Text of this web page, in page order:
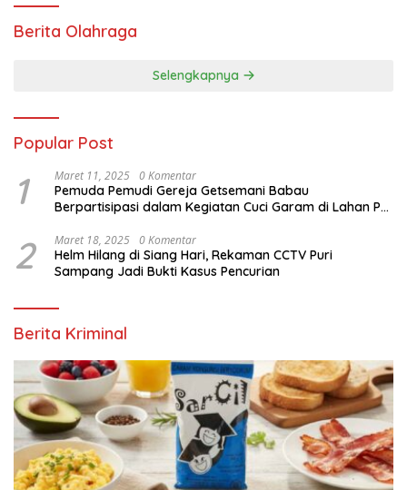
Berita Olahraga
Selengkapnya
Popular Post
1 Maret 11, 2025 0 Komentar
Pemuda Pemudi Gereja Getsemani Babau
Berpartisipasi dalam Kegiatan Cuci Garam di Lahan PT.
Kegiatan Paskah
2 Maret 18, 2025 0 Komentar
Helm Hilang di Siang Hari, Rekaman CCTV Puri
Sampang Jadi Bukti Kasus Pencurian
Berita Kriminal